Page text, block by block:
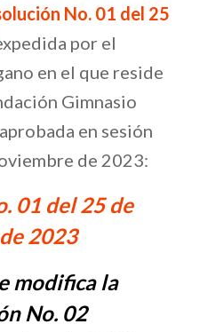
No. 01 del 25
por el
en el que reside
Gimnasio
en sesión
de 2023:
01 del 25 de
2023
modifica la
No. 02